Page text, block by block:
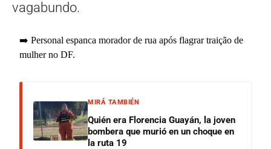
vagabundo.
➡️ Personal espanca morador de rua após flagrar traição de
mulher no DF.
MIRÁ TAMBIÉN
Quién era Florencia Guayán, la joven
bombera que murió en un choque en
la ruta 19